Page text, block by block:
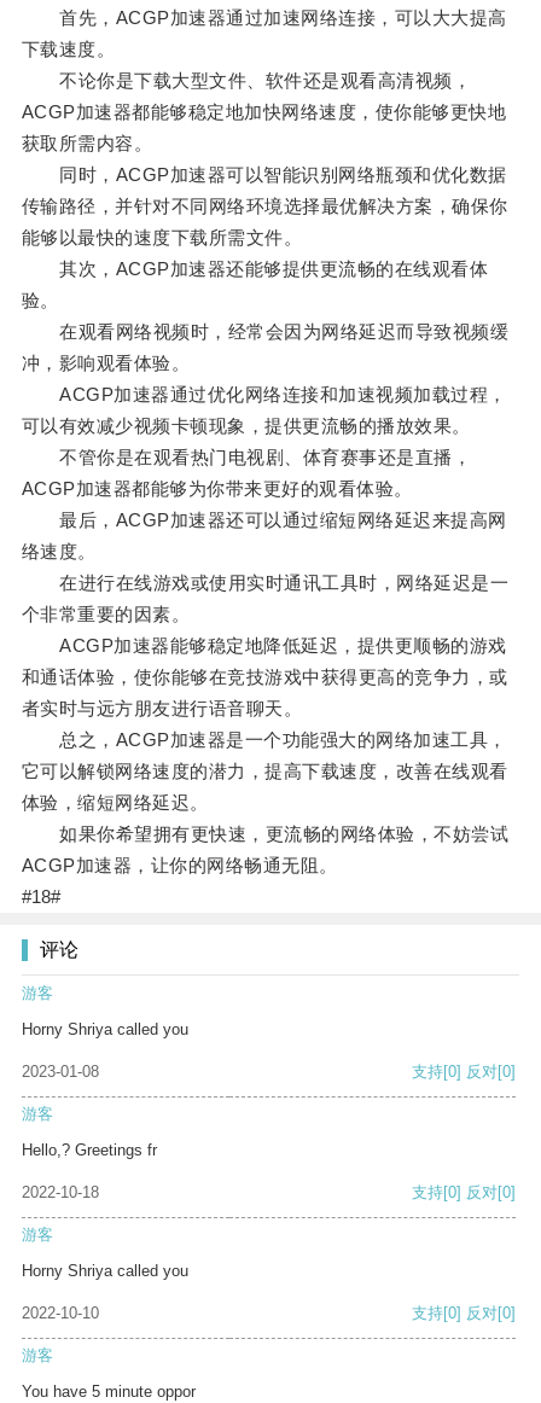
首先，ACGP加速器通过加速网络连接，可以大大提高
下载速度。
不论你是下载大型文件、软件还是观看高清视频，
ACGP加速器都能够稳定地加快网络速度，使你能够更快地
获取所需内容。
同时，ACGP加速器可以智能识别网络瓶颈和优化数据
传输路径，并针对不同网络环境选择最优解决方案，确保你
能够以最快的速度下载所需文件。
其次，ACGP加速器还能够提供更流畅的在线观看体
验。
在观看网络视频时，经常会因为网络延迟而导致视频缓
冲，影响观看体验。
ACGP加速器通过优化网络连接和加速视频加载过程，
可以有效减少视频卡顿现象，提供更流畅的播放效果。
不管你是在观看热门电视剧、体育赛事还是直播，
ACGP加速器都能够为你带来更好的观看体验。
最后，ACGP加速器还可以通过缩短网络延迟来提高网
络速度。
在进行在线游戏或使用实时通讯工具时，网络延迟是一
个非常重要的因素。
ACGP加速器能够稳定地降低延迟，提供更顺畅的游戏
和通话体验，使你能够在竞技游戏中获得更高的竞争力，或
者实时与远方朋友进行语音聊天。
总之，ACGP加速器是一个功能强大的网络加速工具，
它可以解锁网络速度的潜力，提高下载速度，改善在线观看
体验，缩短网络延迟。
如果你希望拥有更快速，更流畅的网络体验，不妨尝试
ACGP加速器，让你的网络畅通无阻。
#18#
评论
游客
Horny Shriya called you
2023-01-08 支持[0] 反对[0]
游客
Hello,? Greetings fr
2022-10-18 支持[0] 反对[0]
游客
Horny Shriya called you
2022-10-10 支持[0] 反对[0]
游客
You have 5 minute oppor